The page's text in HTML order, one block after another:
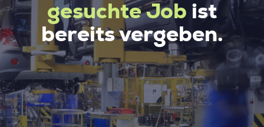
gesuchte Job ist
bereits vergeben.